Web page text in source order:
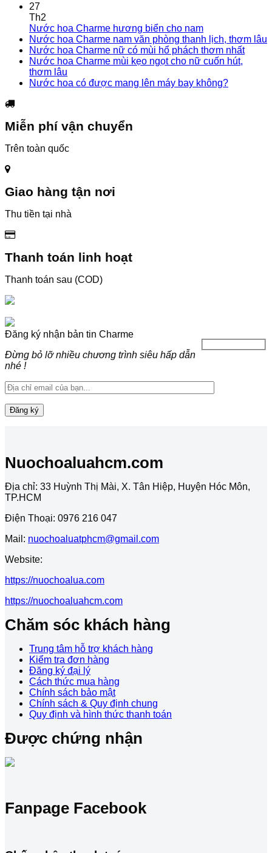
27
Th2
Nước hoa Charme hương biển cho nam
Nước hoa Charme nam văn phòng thanh lịch, thơm lâu
Nước hoa Charme nữ có mùi hổ phách thơm nhất
Nước hoa Charme mùi kẹo ngọt cho nữ cuốn hút,
thơm lâu
Nước hoa có được mang lên máy bay không?
Miễn phí vận chuyển
Trên toàn quốc
Giao hàng tận nơi
Thu tiền tại nhà
Thanh toán linh hoạt
Thanh toán sau (COD)
Đăng ký nhận bản tin Charme
Đừng bỏ lỡ nhiều chương trình siêu hấp dẫn
nhé !
Nuochoaluahcm.com
Địa chỉ: 33 Huỳnh Thị Mài, X. Tân Hiệp, Huyện Hóc Môn,
TP.HCM
Điện Thoại: 0976 216 047
Mail: nuochoaluatphcm@gmail.com
Website:
https://nuochoalua.com
https://nuochoaluahcm.com
Chăm sóc khách hàng
Trung tâm hỗ trợ khách hàng
Kiểm tra đơn hàng
Đăng ký đại lý
Cách thức mua hàng
Chính sách bảo mật
Chính sách & Quy định chung
Quy định và hình thức thanh toán
Được chứng nhận
Fanpage Facebook